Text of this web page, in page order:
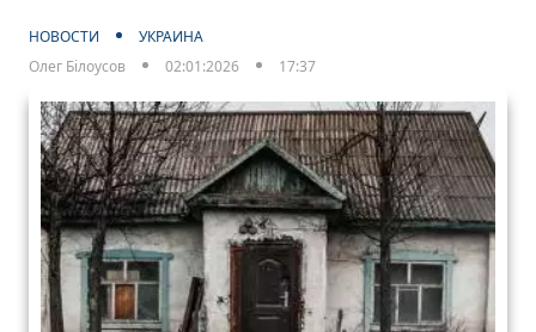
НОВОСТИ
УКРАИНА
Олег Білоусов
02:01:2026 17:37